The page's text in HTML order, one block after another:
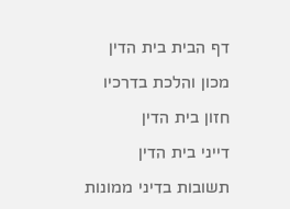
דף הבית בית הדין
מכון והלכת בדרכיו
חזון בית הדין
דייני בית הדין
תשובות בדיני ממונות